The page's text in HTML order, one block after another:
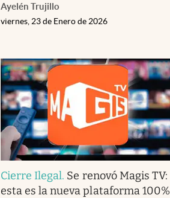
Ayelén Trujillo
viernes, 23 de Enero de 2026
Cierre Ilegal. Se renovó Magis TV:
esta es la nueva plataforma 100%